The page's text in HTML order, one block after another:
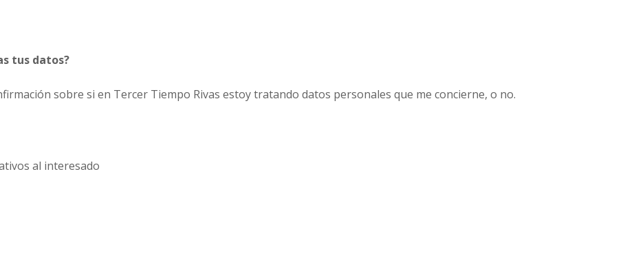
tus datos?
sobre si en Tercer Tiempo Rivas estoy tratando datos personales que me concierne, o no.
al interesado